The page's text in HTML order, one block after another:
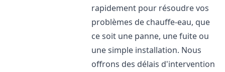
rapidement pour résoudre vos
problèmes de chauffe-eau, que
ce soit une panne, une fuite ou
une simple installation. Nous
offrons des délais d'intervention